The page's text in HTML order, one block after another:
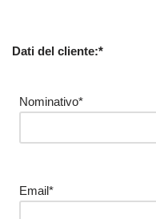
Dati del cliente:*
Nominativo*
Email*